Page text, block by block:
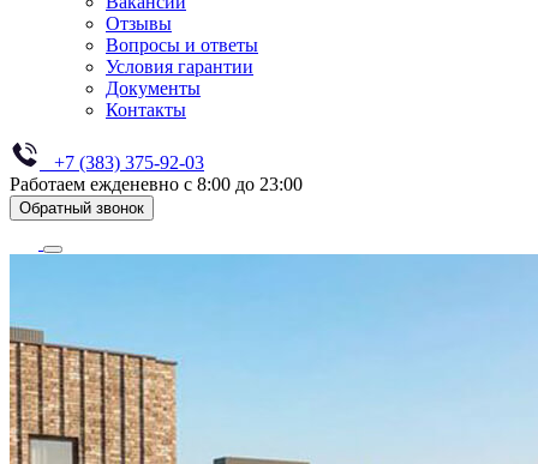
Отзывы
Вопросы и ответы
Условия гарантии
Документы
Контакты
+7 (383) 375-92-03
Работаем ежденевно с 8:00 до 23:00
Обратный звонок